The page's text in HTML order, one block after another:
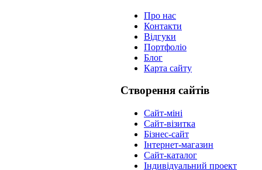
Про нас
Контакти
Відгуки
Портфоліо
Блог
Карта сайту
Створення сайтів
Сайт-міні
Сайт-візитка
Бізнес-сайт
Інтернет-магазин
Сайт-каталог
Індивідуальний проект